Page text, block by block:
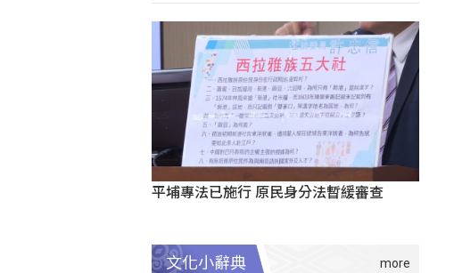
平埔專法已施行 原民身分法暫緩審查
文化小辭典